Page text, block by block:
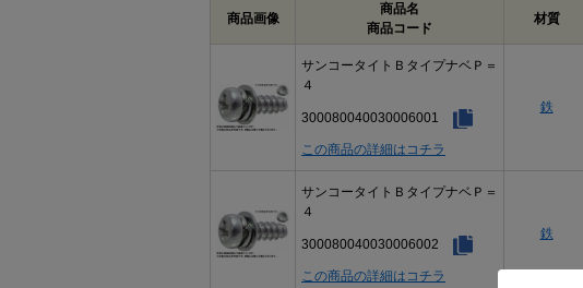
商品画像
商品名
商品コード
材質
サンコータイトＢタイプナベＰ＝
４
300080040030006001
この商品の詳細はコチラ
鉄
サンコータイトＢタイプナベＰ＝
４
300080040030006002
この商品の詳細はコチラ
鉄